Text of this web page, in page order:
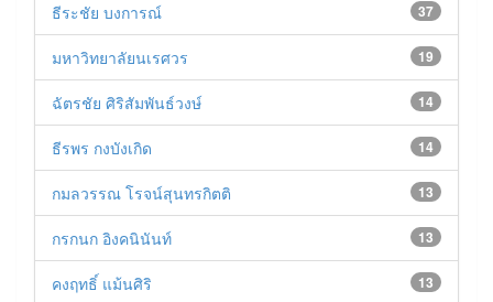
37
ธีระชัย บงการณ์
19
มหาวิทยาลัยนเรศวร
14
ฉัตรชัย ศิริสัมพันธ์วงษ์
14
ธีรพร กงบังเกิด
13
กมลวรรณ โรจน์สุนทรกิตติ
13
กรกนก อิงคนินันท์
13
คงฤทธิ์ แม้นศิริ